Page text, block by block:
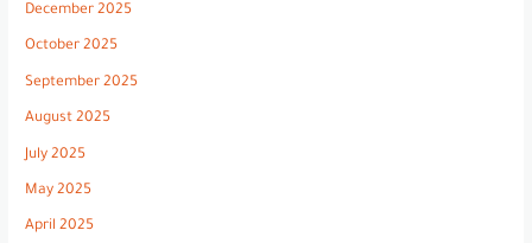
December 2025
October 2025
September 2025
August 2025
July 2025
May 2025
April 2025